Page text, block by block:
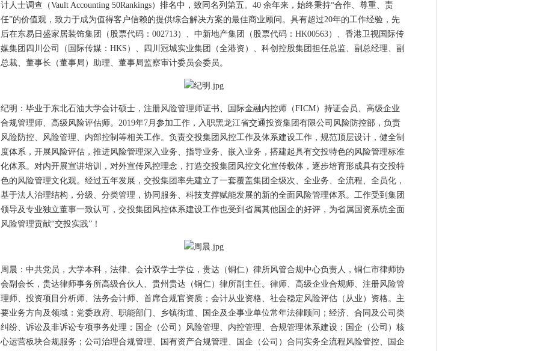
计人士调查（Vault Accounting 50Rankings）排名中，致同名列第五。40 余年来，始终秉持“合作、尊重、责
任”的价值观，致力于成为值得客户信赖的提供综合解决方案的最佳商业顾问。具有超过20年的工作经验，先
后在东易日盛家居装饰集团（股票代码：002713）、中新地产集团（股票代码：HK00563）、香港卫视国际传
媒集团四川公司（国际传媒：HKS）、四川冠城实业集团（全港资）、科创控股集团担任总监、副总经理、副
总裁、董事长（董事局）助理、董事局监察审计委员会委员。
纪明：毕业于东北石油大学会计硕士，注册风险管理师证书、国际金融内控师（FICM）持证会员、高级企业
合规管理师、高级风险评估师。2019年7月参加工作，入职黑龙江省交通投资集团有限公司风险防控部，负责
风险防控、风险管理、内部控制等相关工作。负责交投集团风控工作及体系建设工作，规范顶层设计，健全制
度体系，开展风险评估，推进风险管理深入业务、指导业务、嵌入业务，搭建起具有交投特色的风险管理标准
化体系。对内开展宣讲培训，对外宣传风控理念，打造交投集团风控文化宣传载体，逐步培育形成具有交投特
色的风险管理文化观。经过五年发展，交投集团率先建立了一套覆盖集团全级次、全业务、全流程、全员化，
基于法人治理结构，分级、分类管理，协同服务、科技支撑赋能发展的新的全面风险管理体系。工作受到集团
领导及专业独立董事一致认可，交投集团风控体系建设工作也受到省属其他国企的好评，为省属国资系统全面
风险管理贡献“交投实践”！
周晨：中共党员，大学本科，法律、会计双学士学位，贵达（铜仁）律所风管合规中心负责人，铜仁市律师协
会副会长，贵达律师事务所高级合伙人、贵州贵达（铜仁）律所副主任。律师、高级企业合规师、注册风险管
理师、投资项目分析师、法务会计师、首席合规官资质；会计从业资格、社会稳定风险评估（从业）资格。主
要业务方向及领域：党委政府、职能部门、乡镇街道、国企及企事业单位常年法律顾问；经济、合同及公司类
纠纷、诉讼及非诉讼专项事务处理；国企（公司）风险管理、内控管理、合规管理体系建设；国企（公司）核
心运营板块合规服务；公司治理合规管理、国有资产合规管理、国企（公司）合同实务全流程风险管控、国企